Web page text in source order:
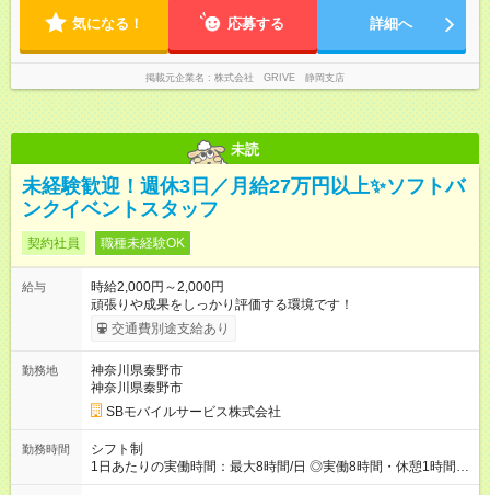
ートもお仕事も両方しっかり充実！
気になる！ 応募する 詳細へ
掲載元企業名 株式会社 GRIVE 静岡支店
未読
未経験歓迎！週休3日／月給27万円以上✨ソフトバ
ンクイベントスタッフ
契約社員 職種未経験OK
給与
時給2,000円～2,000円
頑張りや成果をしっかり評価する環境です！
交通費別途支給あり
勤務地
神奈川県秦野市
神奈川県秦野市
SBモバイルサービス株式会社
勤務時間
シフト制
1日あたりの実働時間：最大8時間/日 ◎実働8時間・休憩1時間 ◎
残業は月平均5時間程度です